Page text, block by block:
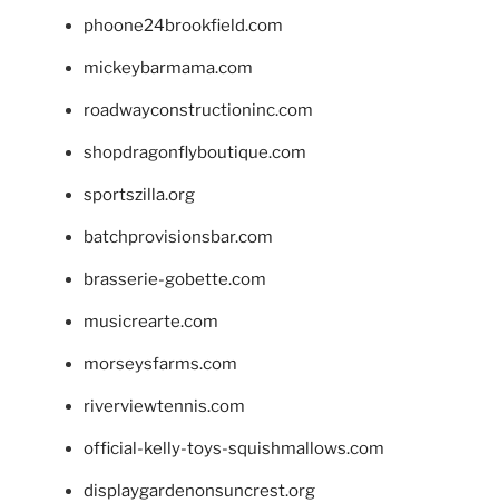
phoone24brookfield.com
mickeybarmama.com
roadwayconstructioninc.com
shopdragonflyboutique.com
sportszilla.org
batchprovisionsbar.com
brasserie-gobette.com
musicrearte.com
morseysfarms.com
riverviewtennis.com
official-kelly-toys-squishmallows.com
displaygardenonsuncrest.org